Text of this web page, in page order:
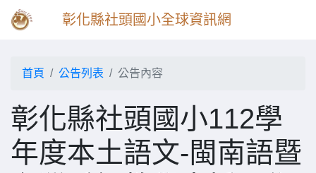
彰化縣社頭國小全球資訊網
首頁 公告列表 公告內容
彰化縣社頭國小112學
年度本土語文-閩南語暨